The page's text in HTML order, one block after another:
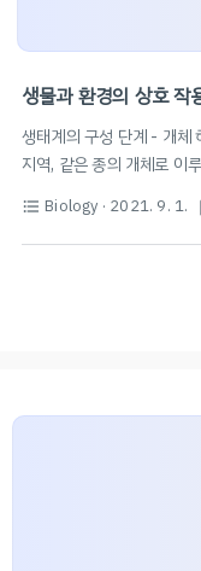
생물과 환경의 상호 작
생태계의 구성 단계 - 개체
지역, 같은 종의 개체로 이
임없이 영향을 주고받는 통
소 - 생물적 요인 생산자,
기) 환경 ▷ 생물에게 생존
받음 비생물적 요인 → 생
format_list_bulleted Biology · 2021. 9. 1.